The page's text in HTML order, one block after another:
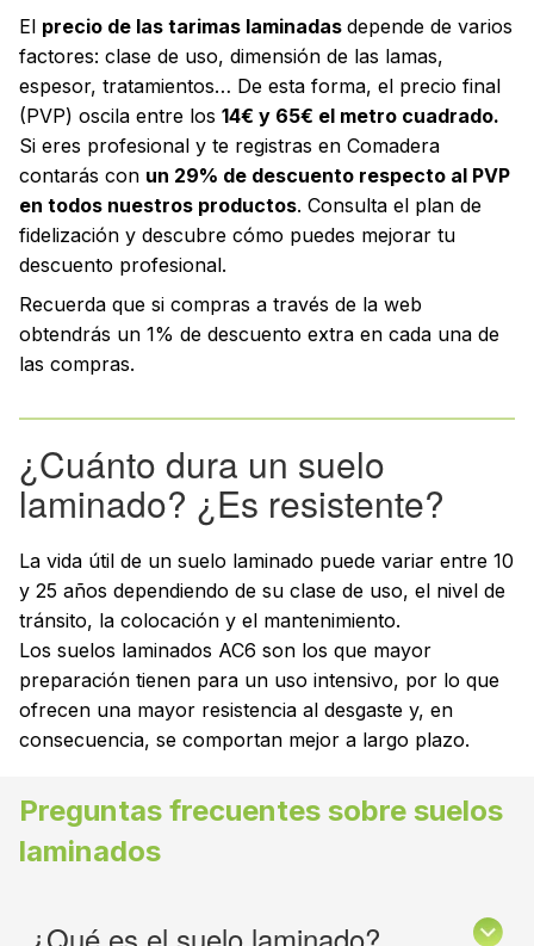
El precio de las tarimas laminadas depende de varios
factores: clase de uso, dimensión de las lamas,
espesor, tratamientos… De esta forma, el precio final
(PVP) oscila entre los 14€ y 65€ el metro cuadrado.
Si eres profesional y te registras en Comadera
contarás con un 29% de descuento respecto al PVP
en todos nuestros productos. Consulta el plan de
fidelización y descubre cómo puedes mejorar tu
descuento profesional.
Recuerda que si compras a través de la web
obtendrás un 1% de descuento extra en cada una de
las compras.
¿Cuánto dura un suelo
laminado? ¿Es resistente?
La vida útil de un suelo laminado puede variar entre 10
y 25 años dependiendo de su clase de uso, el nivel de
tránsito, la colocación y el mantenimiento.
Los suelos laminados AC6 son los que mayor
preparación tienen para un uso intensivo, por lo que
ofrecen una mayor resistencia al desgaste y, en
consecuencia, se comportan mejor a largo plazo.
Preguntas frecuentes sobre suelos
laminados